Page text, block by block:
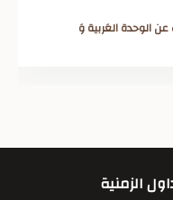
الوحدة العَربية وَ
الزمنية